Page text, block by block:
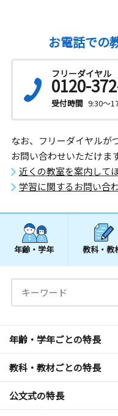
お電話での
フリーダイヤル
0120-
受付時間 9:30～
なお、フリーダイヤルが
お問い合わせいただけます
近くの教室を案内して
学習に関するお問い合
年齢・学年 教科・教
年齢・学年ごとの特長
教科・教材ごとの特長
公文式の特長